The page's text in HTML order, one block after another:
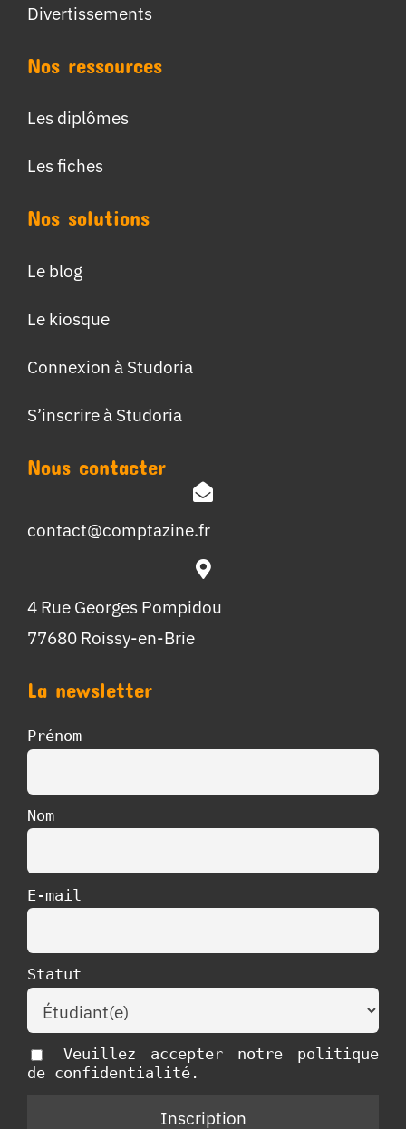
Divertissements
Nos ressources
Les diplômes
Les fiches
Nos solutions
Le blog
Le kiosque
Connexion à Studoria
S’inscrire à Studoria
Nous contacter
contact@comptazine.fr
4 Rue Georges Pompidou
77680 Roissy-en-Brie
La newsletter
Prénom
Nom
E-mail
Statut
Veuillez accepter notre politique
de confidentialité.